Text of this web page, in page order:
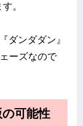
。
ダンダダン』
ーズなので
の可能性